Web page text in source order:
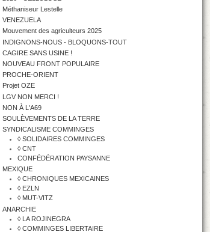
Méthaniseur Lestelle
VENEZUELA
Mouvement des agriculteurs 2025
INDIGNONS-NOUS - BLOQUONS-TOUT
CAGIRE SANS USINE !
NOUVEAU FRONT POPULAIRE
PROCHE-ORIENT
Projet OZE
LGV NON MERCI !
NON À L'A69
SOULÈVEMENTS DE LA TERRE
SYNDICALISME COMMINGES
◊ SOLIDAIRES COMMINGES
◊ CNT
CONFÉDÉRATION PAYSANNE
MEXIQUE
◊ CHRONIQUES MEXICAINES
◊ EZLN
◊ MUT-VITZ
ANARCHIE
◊ LA ROJINEGRA
◊ COMMINGES LIBERTAIRE